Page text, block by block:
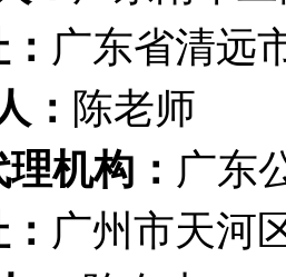
广东省清远
： 陈老师
机构： 广东
广州市天河